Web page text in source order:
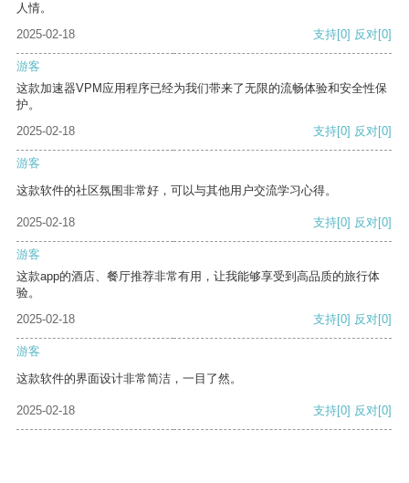
人情。
2025-02-18
支持[0] 反对[0]
游客
这款加速器VPM应用程序已经为我们带来了无限的流畅体验和安全性保
护。
2025-02-18
支持[0] 反对[0]
游客
这款软件的社区氛围非常好，可以与其他用户交流学习心得。
2025-02-18 支持[0] 反对[0]
游客
这款app的酒店、餐厅推荐非常有用，让我能够享受到高品质的旅行体
验。
2025-02-18
支持[0] 反对[0]
游客
这款软件的界面设计非常简洁，一目了然。
2025-02-18 支持[0] 反对[0]